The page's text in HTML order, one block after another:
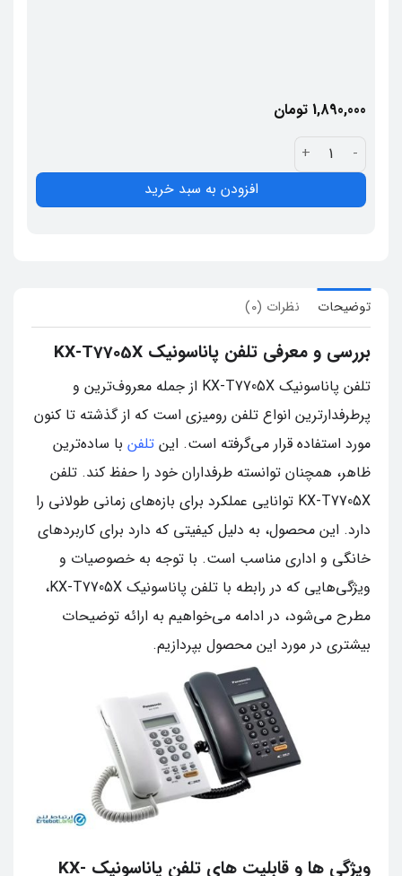
1,890,000 تومان
تلفن پاناسونیک KX-T7705X عدد
افزودن به سبد خرید
توضیحات نظرات (0)
بررسی و معرفی تلفن پاناسونیک KX-T7705X
تلفن پاناسونیک KX-T7705X از جمله معروف‌ترین و
پرطرفدارترین انواع تلفن‌ رومیزی است که از گذشته تا کنون
مورد استفاده قرار می‌گرفته است. این تلفن با ساده‌ترین
ظاهر، همچنان توانسته طرفداران خود را حفظ کند. تلفن
KX-T7705X توانایی عملکرد برای بازه‌های زمانی طولانی را
دارد. این محصول، به دلیل کیفیتی که دارد برای کاربردهای
خانگی و اداری مناسب است. با توجه به خصوصیات و
ویژگی‌هایی که در رابطه با تلفن پاناسونیک KX-T7705X،
مطرح می‌شود، در ادامه می‌خواهیم به ارائه توضیحات
بیشتری در مورد این محصول بپردازیم.
ویژگی ها و قابلیت های تلفن پاناسونیک KX-